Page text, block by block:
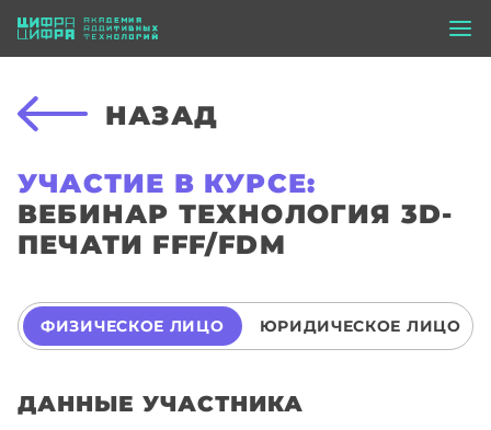
НАЗАД
УЧАСТИЕ В КУРСЕ:
ВЕБИНАР ТЕХНОЛОГИЯ 3D-
ПЕЧАТИ FFF/FDM
ФИЗИЧЕСКОЕ ЛИЦО ЮРИДИЧЕСКОЕ ЛИЦО
ДАННЫЕ УЧАСТНИКА